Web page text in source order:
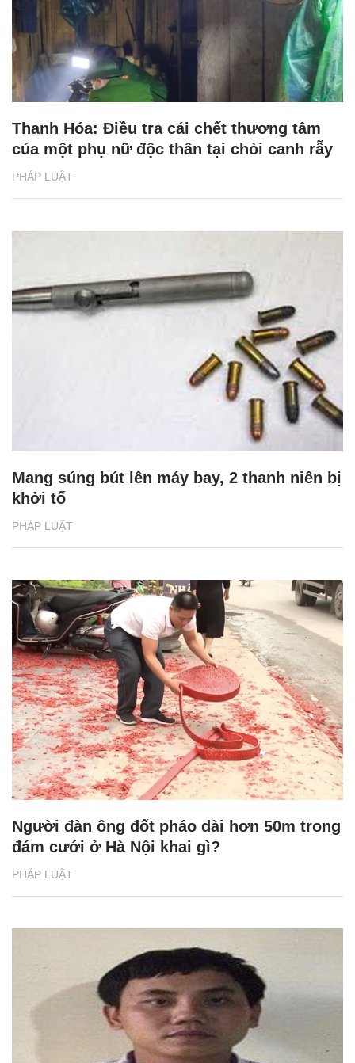
PHÁP LUẬT
Thanh Hóa: Điều tra cái chết thương tâm
của một phụ nữ độc thân tại chòi canh rẫy
PHÁP LUẬT
Mang súng bút lên máy bay, 2 thanh niên bị
khởi tố
PHÁP LUẬT
Người đàn ông đốt pháo dài hơn 50m trong
đám cưới ở Hà Nội khai gì?